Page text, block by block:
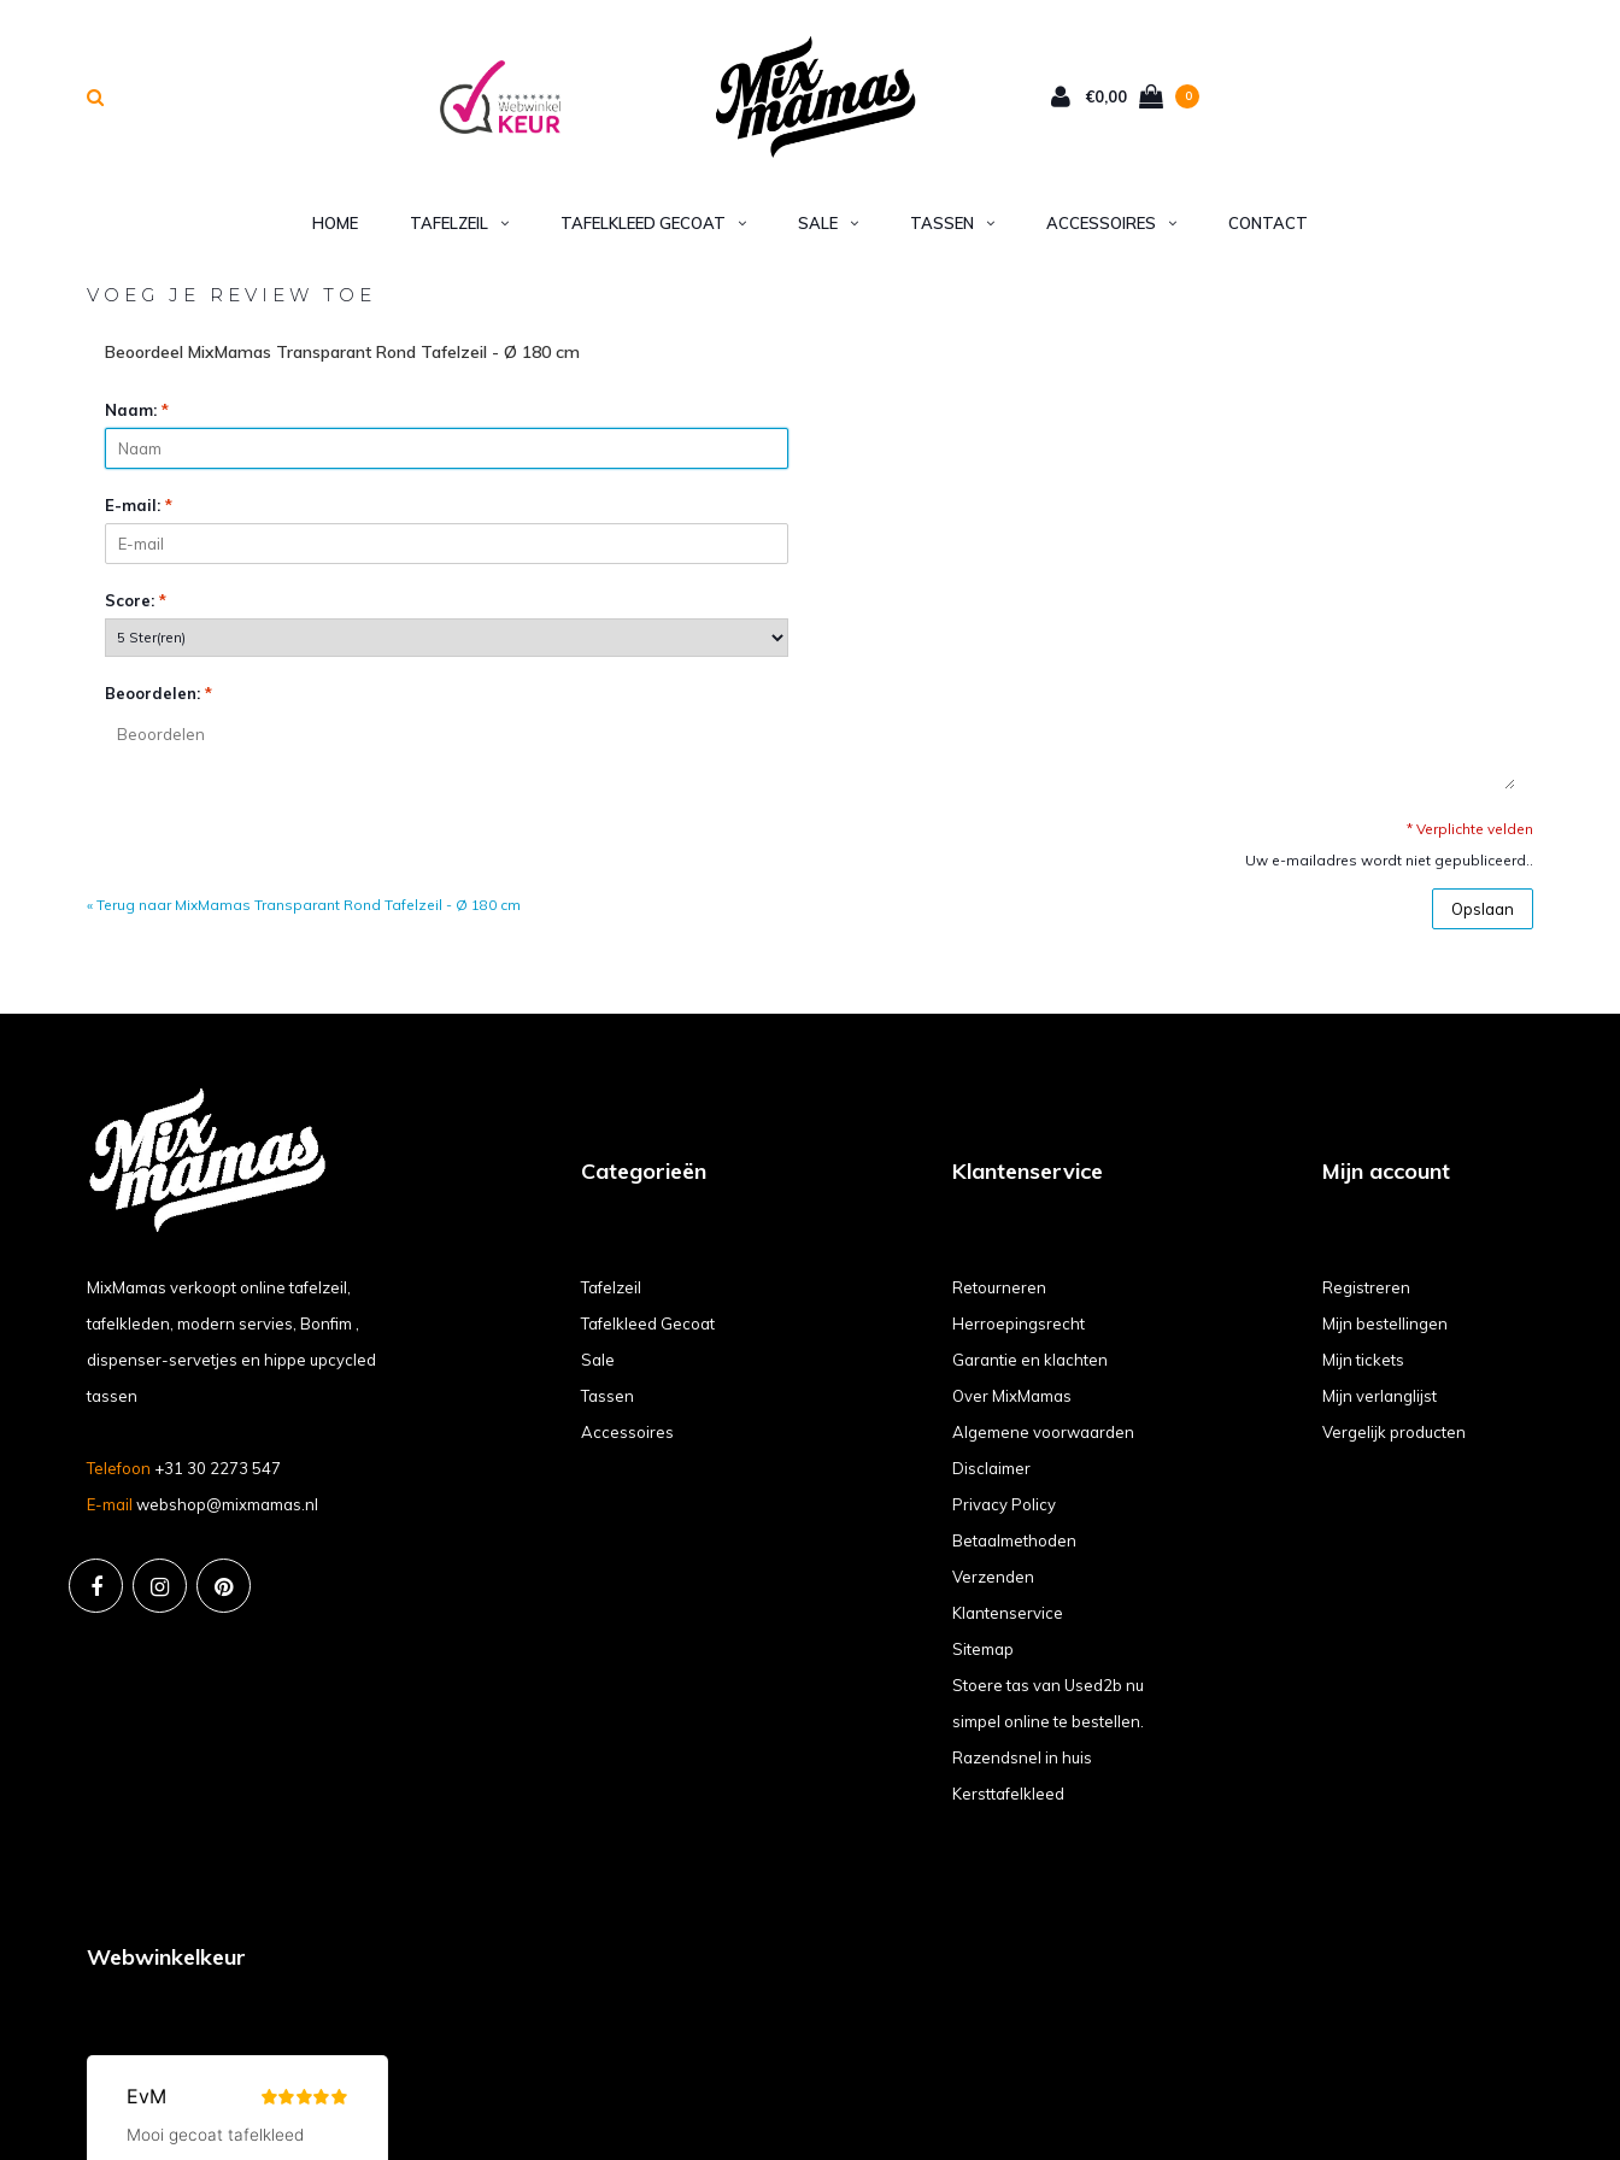
€0,00 0
HOME TAFELZEIL TAFELKLEED GECOAT SALE TASSEN ACCESSOIRES CONTACT
VOEG JE REVIEW TOE
Beoordeel MixMamas Transparant Rond Tafelzeil - Ø 180 cm
Naam: *
E-mail: *
Score: *
Beoordelen: *
* Verplichte velden
Uw e-mailadres wordt niet gepubliceerd..
« Terug naar MixMamas Transparant Rond Tafelzeil - Ø 180 cm Opslaan
MixMamas verkoopt online tafelzeil,
tafelkleden, modern servies, Bonfim ,
dispenser-servetjes en hippe upcycled
tassen
Telefoon +31 30 2273 547
E-mail webshop@mixmamas.nl
Categorieën
Tafelzeil
Tafelkleed Gecoat
Sale
Tassen
Accessoires
Klantenservice
Retourneren
Herroepingsrecht
Garantie en klachten
Over MixMamas
Algemene voorwaarden
Disclaimer
Privacy Policy
Betaalmethoden
Verzenden
Klantenservice
Sitemap
Stoere tas van Used2b nu
simpel online te bestellen.
Razendsnel in huis
Kersttafelkleed
Mijn account
Registreren
Mijn bestellingen
Mijn tickets
Mijn verlanglijst
Vergelijk producten
Webwinkelkeur